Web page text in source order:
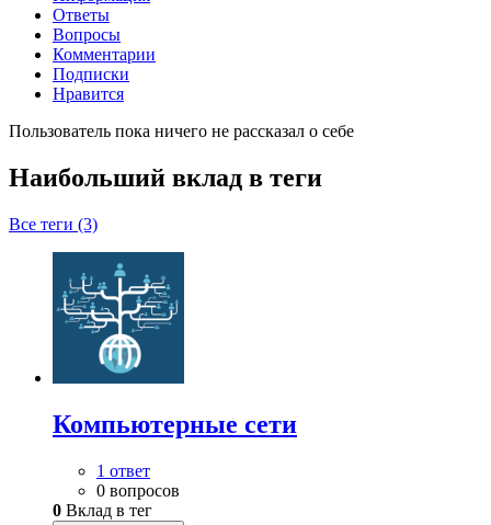
Ответы
Вопросы
Комментарии
Подписки
Нравится
Пользователь пока ничего не рассказал о себе
Наибольший вклад в теги
Все теги (3)
Компьютерные сети
1 ответ
0 вопросов
0 Вклад в тег